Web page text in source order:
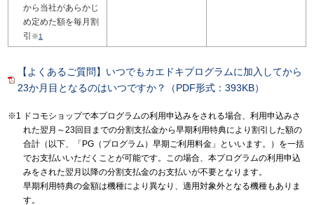
から当社があらかじ
め定めた額を毎月割
引
※1
【よくあるご質問】いつでもカエドキプログラムに加入してから
23か月目となるのはいつですか？（PDF形式：393KB）
ドコモショップで本プログラムの利用申込みをされる場合、利用申込みさ
れた翌月～23回目までの分割支払金から早期利用特典により割引した額の
合計（以下、「PG（プログラム）早期ご利用料金」といいます。）を一括
でお支払いいただくことが可能です。この場合、本プログラムの利用申込
みをされた翌月以降の分割支払金のお支払いが不要となります。
早期利用特典の金額は機種により異なり、適用対象外となる機種もありま
す。